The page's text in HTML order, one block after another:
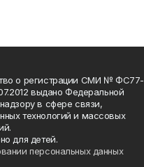
о регистрации СМИ № ФС77-
выдано Федеральной
в сфере связи,
технологий и массовых
для детей.
персональных данных